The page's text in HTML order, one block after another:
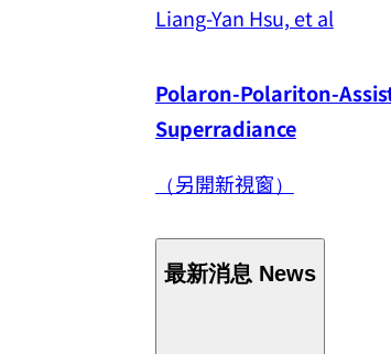
Liang-Yan Hsu, et al
Polaron-Polariton-
Superradiance
（另開新視窗）
最新消息 News